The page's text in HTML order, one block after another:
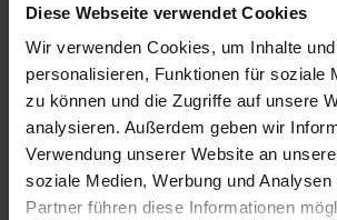
Diese Webseite verwendet Cookies
Wir verwenden Cookies, um Inhalte
personalisieren, Funktionen für soziale
zu können und die Zugriffe auf unsere
analysieren. Außerdem geben wir
Verwendung unserer Website an
soziale Medien, Werbung und
Partner führen diese Informationen
Ein Durchlassbauwerk ist ein rechteckiger
unterscheiden sich so von Brücken und
Er wird meist unter Verkehrswegen
kleineren Flüssen und Bächen den Durchfluss.
anfallendem Wasser wird so ein Unterspülen
vermieden.
Technische Daten